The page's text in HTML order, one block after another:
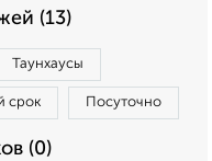
(13)
Таунхаусы
срок Посуточно
(0)